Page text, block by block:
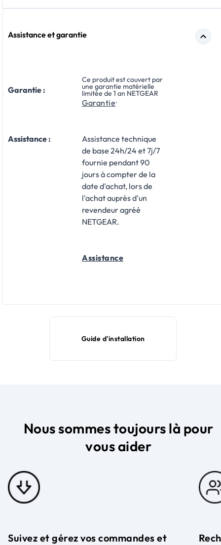
Assistance et garantie
Garantie :
Ce produit est couvert par
une garantie matérielle
limitée de 1 an NETGEAR
Garantie.
Assistance :
Assistance technique
de base 24h/24 et 7j/7
fournie pendant 90
jours à compter de la
date d'achat, lors de
l'achat auprès d'un
revendeur agréé
NETGEAR.
Assistance
Guide d'installation
Nous sommes toujours là pour
vous aider
Suivez et gérez vos commandes et